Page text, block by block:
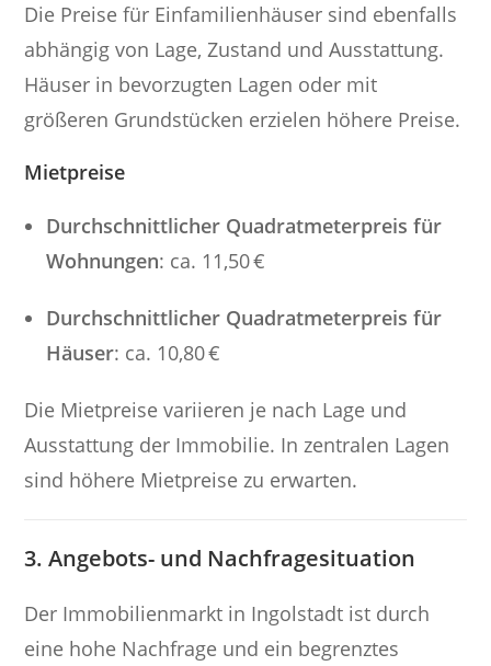
Die Preise für Einfamilienhäuser sind ebenfalls
abhängig von Lage, Zustand und Ausstattung.
Häuser in bevorzugten Lagen oder mit
größeren Grundstücken erzielen höhere Preise.
Mietpreise
Durchschnittlicher Quadratmeterpreis für
Wohnungen: ca. 11,50 €
Durchschnittlicher Quadratmeterpreis für
Häuser: ca. 10,80 €
Die Mietpreise variieren je nach Lage und
Ausstattung der Immobilie. In zentralen Lagen
sind höhere Mietpreise zu erwarten.
3. Angebots- und Nachfragesituation
Der Immobilienmarkt in Ingolstadt ist durch
eine hohe Nachfrage und ein begrenztes